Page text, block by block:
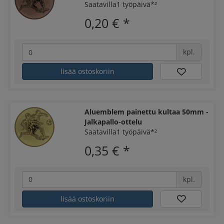
Saatavilla1 työpäivä*²
0,20 € *
kpl.
lisää ostoskoriin
Aluemblem painettu kultaa 50mm -
Jalkapallo-ottelu
Saatavilla1 työpäivä*²
0,35 € *
kpl.
lisää ostoskoriin